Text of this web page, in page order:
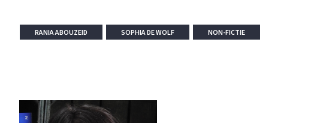
RANIA ABOUZEID SOPHIA DE WOLF NON-FICTIE